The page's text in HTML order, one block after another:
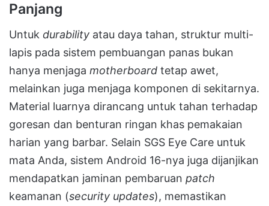
Panjang
Untuk durability atau daya tahan, struktur multi-
lapis pada sistem pembuangan panas bukan
hanya menjaga motherboard tetap awet,
melainkan juga menjaga komponen di sekitarnya.
Material luarnya dirancang untuk tahan terhadap
goresan dan benturan ringan khas pemakaian
harian yang barbar. Selain SGS Eye Care untuk
mata Anda, sistem Android 16-nya juga dijanjikan
mendapatkan jaminan pembaruan patch
keamanan (security updates), memastikan